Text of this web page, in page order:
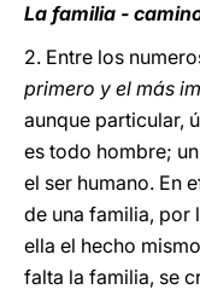
La familia -
2. Entre los
primero y el más
aunque particular,
es todo hombre;
el ser humano. En
de una familia, por
ella el hecho
falta la familia, se